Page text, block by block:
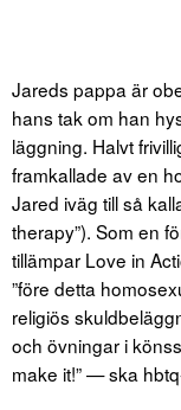
Jareds pappa är
hans tak om han
läggning. Halvt
framkallade av en
Jared iväg till så
therapy”). Som en
tillämpar Love in
”före detta
religiös
och övningar i
make it!” — ska